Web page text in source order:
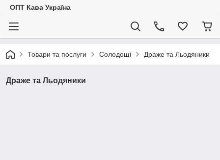
ОПТ Кава Україна
Товари та послуги Солодощі Драже та Льодяники
Драже та Льодяники